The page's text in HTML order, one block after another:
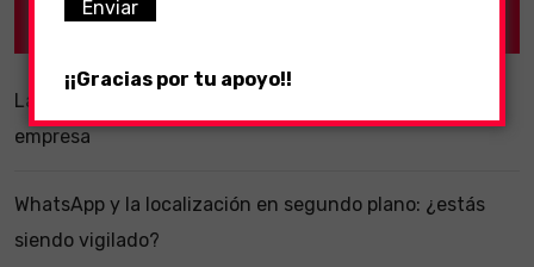
Recent Posts
La importancia de un software ERP dentro de una
empresa
WhatsApp y la localización en segundo plano: ¿estás
siendo vigilado?
¡¡Gracias por tu apoyo!!